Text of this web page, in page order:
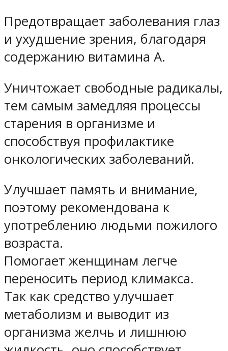
Предотвращает заболевания глаз
и ухудшение зрения, благодаря
содержанию витамина A.
Уничтожает свободные радикалы,
тем самым замедляя процессы
старения в организме и
способствуя профилактике
онкологических заболеваний.
Улучшает память и внимание,
поэтому рекомендована к
употреблению людьми пожилого
возраста.
Помогает женщинам легче
переносить период климакса.
Так как средство улучшает
метаболизм и выводит из
организма желчь и лишнюю